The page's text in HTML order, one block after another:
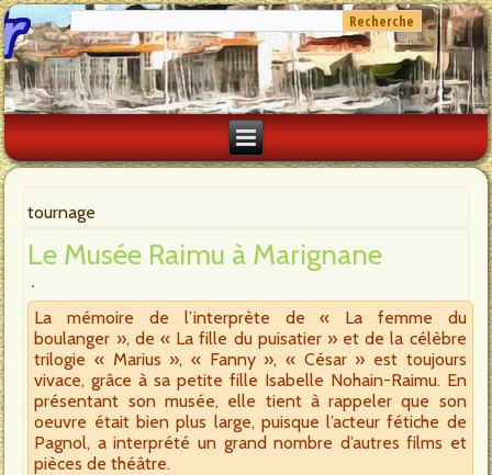
tournage
Le Musée Raimu à Marignane
La mémoire de l’interprète de « La femme du
boulanger », de « La fille du puisatier » et de la célèbre
trilogie « Marius », « Fanny », « César » est toujours
vivace, grâce à sa petite fille Isabelle Nohain-Raimu. En
présentant son musée, elle tient à rappeler que son
oeuvre était bien plus large, puisque l’acteur fétiche de
Pagnol, a interprété un grand nombre d’autres films et
pièces de théâtre.